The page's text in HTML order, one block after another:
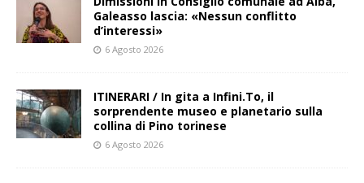
Galeasso lascia: «Nessun conflitto
d’interessi»
6 Agosto 2026
ITINERARI / In gita a Infini.To, il
sorprendente museo e planetario sulla
collina di Pino torinese
6 Agosto 2026